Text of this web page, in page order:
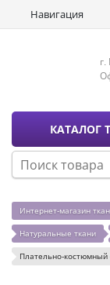
Навигация
КАТАЛОГ
Интернет-магазин
Натуральные ткани
Плательно-